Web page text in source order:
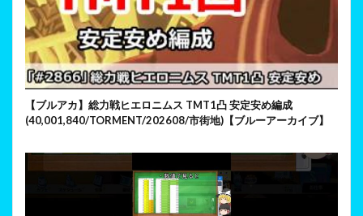
【ブルアカ】総力戦ヒエロニムス TMT1凸 安定安め編成
(40,001,840/TORMENT/202608/市街地)【ブルーアーカイブ】